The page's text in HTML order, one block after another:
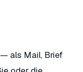
als Mail, Brief